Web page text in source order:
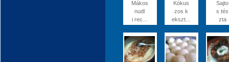
Mákos
nudl
i rec...
Kókus
zos k
ekszt...
Sajto
s tés
zta